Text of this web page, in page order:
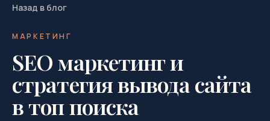
Назад в блог
МАРКЕТИНГ
SEO маркетинг и
стратегия вывода сайта
в топ поиска